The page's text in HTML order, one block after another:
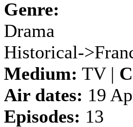
Genre:
Drama
Historical-
Medium: TV |
Air dates: 19
Episodes: 13